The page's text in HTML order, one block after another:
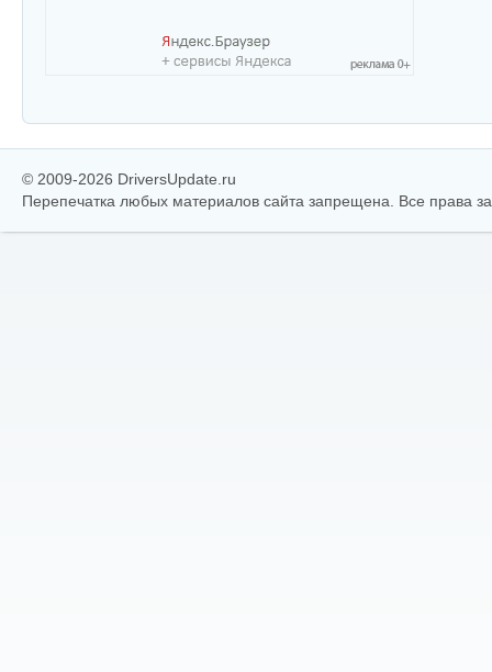
© 2009-2026 DriversUpdate.ru
Перепечатка любых материалов сайта запрещена. Все права